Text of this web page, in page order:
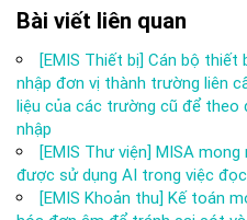
Bài viết liên quan
[EMIS Thiết bị] Cán bộ thiết
nhập đơn vị thành trường liên
liệu của các trường cũ để theo
nhập
[EMIS Thư viện] MISA
được sử dụng AI trong việc
[EMIS Khoản thu] Kế toán